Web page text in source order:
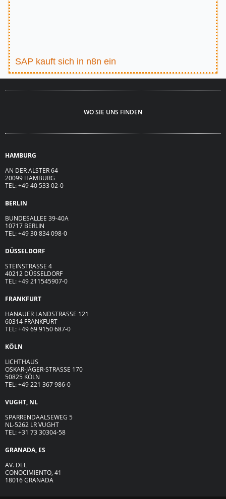
SAP kauft sich in n8n ein
WO SIE UNS FINDEN
HAMBURG
AN DER ALSTER 64
20099 HAMBURG
TEL: +49 40 533 02-0
BERLIN
BUNDESALLEE 39-40A
10717 BERLIN
TEL: +49 30 834 098-0
DÜSSELDORF
STEINSTRASSE 4
40212 DÜSSELDORF
TEL: +49 211545907-0
FRANKFURT
HANAUER LANDSTRASSE 121
60314 FRANKFURT
TEL: +49 69 9150 687-0
KÖLN
LICHTHAUS
OSKAR-JÄGER-STRASSE 170
50825 KÖLN
TEL: +49 221 367 986-0
VUGHT, NL
SPARRENDAALSEWEG 5
NL-5262 LR VUGHT
TEL: +31 73 30304-58
GRANADA, ES
AV. DEL
CONOCIMIENTO, 41
18016 GRANADA